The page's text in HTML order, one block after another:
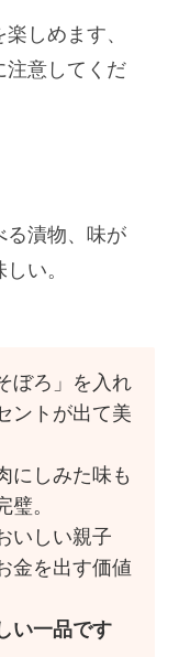
しめます、
注意してくだ
る漬物、味が
い。
ぼろ」を入れ
ントが出て美
にしみた味も
璧。
いしい親子
金を出す価値
い一品です